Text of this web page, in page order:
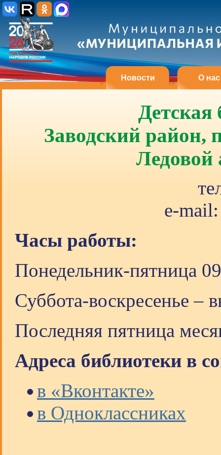
Новости О нас
Детская
Заводский
Ледовой
e-
Часы работы:
Понедельник-пятница
Суббота-воскресенье –
Последняя пятница
Адреса библиотеки в
в «Вконтакте»
в Одноклассниках